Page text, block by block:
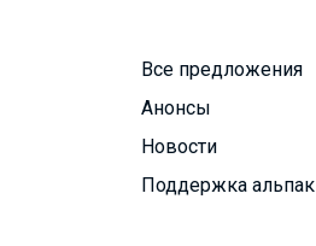
Все предложения
Анонсы
Новости
Поддержка альпак